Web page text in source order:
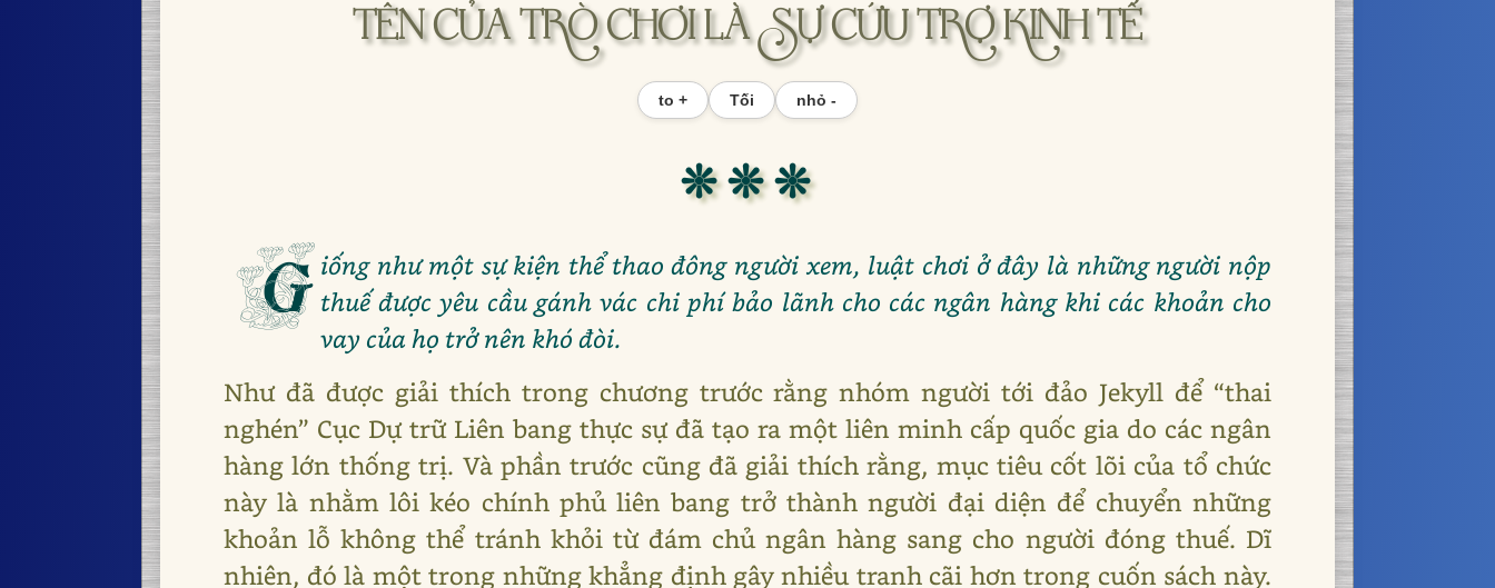
TÊN CỦA TRÒ CHƠI LÀ SỰ CỨU TRỢ KINH TẾ
to + Tối nhỏ -
❊ ❊ ❊
G iống như một sự kiện thể thao đông người xem, luật chơi ở đây là những người nộp
thuế được yêu cầu gánh vác chi phí bảo lãnh cho các ngân hàng khi các khoản cho
vay của họ trở nên khó đòi.
Như đã được giải thích trong chương trước rằng nhóm người tới đảo Jekyll để “thai
nghén” Cục Dự trữ Liên bang thực sự đã tạo ra một liên minh cấp quốc gia do các ngân
hàng lớn thống trị. Và phần trước cũng đã giải thích rằng, mục tiêu cốt lõi của tổ chức
này là nhằm lôi kéo chính phủ liên bang trở thành người đại diện để chuyển những
khoản lỗ không thể tránh khỏi từ đám chủ ngân hàng sang cho người đóng thuế. Dĩ
nhiên, đó là một trong những khẳng định gây nhiều tranh cãi hơn trong cuốn sách này.